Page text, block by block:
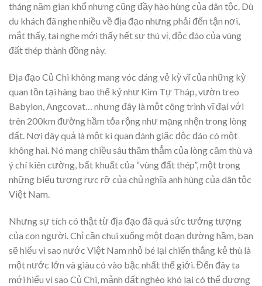
tháng năm gian khổ nhưng cũng đầy hào hùng của dân tộc. Dù
du khách đã nghe nhiều về địa đạo nhưng phải đến tận nơi,
mắt thấy, tai nghe mới thấy hết sự thú vị, độc đáo của vùng
đất thép thành đồng này.
Địa đạo Củ Chi không mang vóc dáng vẻ kỳ vĩ của những kỳ
quan tồn tại hàng bao thế kỷ như Kim Tự Tháp, vườn treo
Babylon, Angcovat… nhưng đây là một công trình vĩ đại với
trên 200km đường hầm tỏa rộng như mạng nhện trong lòng
đất. Nơi đây quả là một kì quan đánh giặc độc đáo có một
không hai. Nó mang chiều sâu thăm thẳm của lòng căm thù và
ý chí kiên cường, bất khuất của “vùng đất thép”, một trong
những biểu tượng rực rỡ của chủ nghĩa anh hùng của dân tộc
Việt Nam.
Nhưng sự tích có thật từ địa đạo đã quá sức tưởng tượng
của con người. Chỉ cần chui xuống một đoạn đường hầm, bạn
sẽ hiểu vì sao nước Việt Nam nhỏ bé lại chiến thắng kẻ thù là
một nước lớn và giàu có vào bậc nhất thế giới. Đến đây ta
mới hiểu vì sao Củ Chi, mảnh đất nghèo khó lại có thể đương